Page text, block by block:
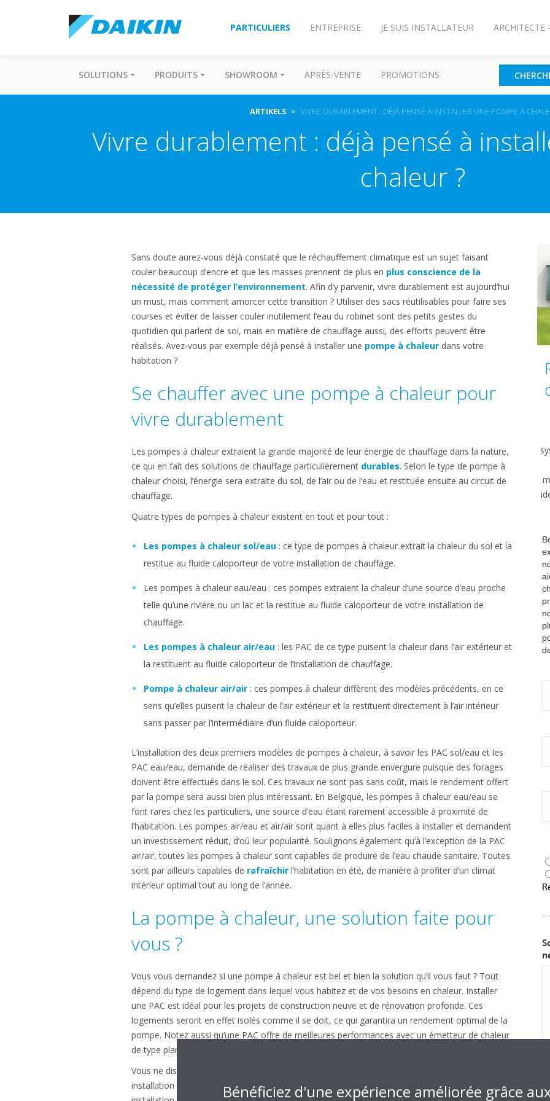
PARTICULIERS ENTREPRISE JE SUIS INSTALLATEUR ARCHITECTE
SOLUTIONS PRODUITS SHOWROOM APRÈS-VENTE PROMOTIONS
ARTIKELS VIVRE DURABLEMENT : DÉJÀ PENSÉ À INSTALLER UNE POMPE À
Vivre durablement : déjà pensé à
chaleur ?
Sans doute aurez-vous déjà constaté que le réchauffement climatique est un sujet faisant
couler beaucoup d’encre et que les masses prennent de plus en plus conscience de la
nécessité de protéger l’environnement. Afin d’y parvenir, vivre durablement est aujourd’hui
un must, mais comment amorcer cette transition ? Utiliser des sacs réutilisables pour faire ses
courses et éviter de laisser couler inutilement l’eau du robinet sont des petits gestes du
quotidien qui parlent de soi, mais en matière de chauffage aussi, des efforts peuvent être
réalisés. Avez-vous par exemple déjà pensé à installer une pompe à chaleurdans votre
habitation ?
Se chauffer avec une pompe à chaleur pour
vivre durablement
Les pompes à chaleur extraient la grande majorité de leur énergie de chauffage dans la nature,
ce qui en fait des solutions de chauffage particulièrement durables. Selon le type de pompe à
chaleur choisi, l’énergie sera extraite du sol, de l’air ou de l’eau et restituée ensuite au circuit de
chauffage.
Quatre types de pompes à chaleur existent en tout et pour tout :
Les pompes à chaleur sol/eau: ce type de pompes à chaleur extrait la chaleur du sol et la
restitue au fluide caloporteur de votre installation de chauffage.
Les pompes à chaleur eau/eau : ces pompes extraient la chaleur d’une source d’eau proche
telle qu’une rivière ou un lac et la restitue au fluide caloporteur de votre installation de
chauffage.
Les pompes à chaleur air/eau: les PAC de ce type puisent la chaleur dans l’air extérieur et
la restituent au fluide caloporteur de l’installation de chauffage.
Pompe à chaleur air/air : ces pompes à chaleur diffèrent des modèles précédents, en ce
sens qu’elles puisent la chaleur de l’air extérieur et la restituent directement à l’air intérieur
sans passer par l’intermédiaire d’un fluide caloporteur.
L’installation des deux premiers modèles de pompes à chaleur, à savoir les PAC sol/eau et les
PAC eau/eau, demande de réaliser des travaux de plus grande envergure puisque des forages
doivent être effectués dans le sol. Ces travaux ne sont pas sans coût, mais le rendement offert
par la pompe sera aussi bien plus intéressant. En Belgique, les pompes à chaleur eau/eau se
font rares chez les particuliers, une source d’eau étant rarement accessible à proximité de
l’habitation. Les pompes air/eau et air/air sont quant à elles plus faciles à installer et demandent
un investissement réduit, d’où leur popularité. Soulignons également qu’à l’exception de la PAC
air/air, toutes les pompes à chaleur sont capables de produire de l’eau chaude sanitaire. Toutes
sont par ailleurs capables de rafraîchirl’habitation en été, de manière à profiter d’un climat
intérieur optimal tout au long de l’année.
La pompe à chaleur, une solution faite pour
vous ?
Vous vous demandez si une pompe à chaleur est bel et bien la solution qu’il vous faut ? Tout
dépend du type de logement dans lequel vous habitez et de vos besoins en chaleur. Installer
une PAC est idéal pour les projets de construction neuve et de rénovation profonde. Ces
logements seront en effet isolés comme il se doit, ce qui garantira un rendement optimal de la
pompe. Notez aussi qu’une PAC offre de meilleures performances avec un émetteur de chaleur
de type plancher chauffant.
Vous ne disposez pas du chauffage par le sol ou vous habitez dans une vieille bâtisse ? Une
installation de chauffage hybride est alors la solution. Il vous suffit de compléter votre
Bénéficiez d'une expérience améliorée grâce